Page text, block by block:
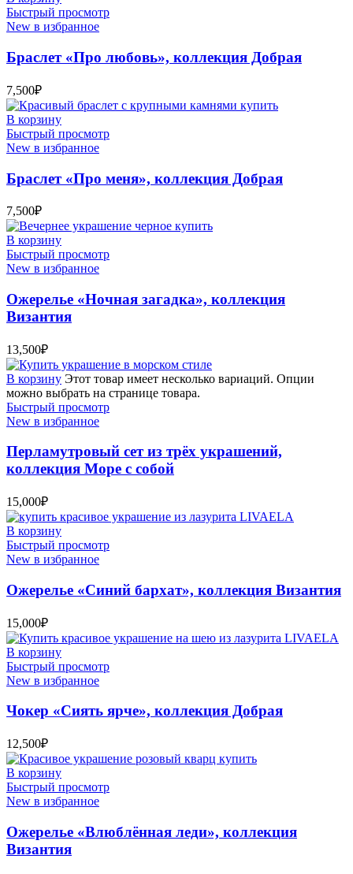
Быстрый просмотр
New в избранное
Браслет «Про любовь», коллекция Добрая
7,500₽
В корзину
Быстрый просмотр
New в избранное
Браслет «Про меня», коллекция Добрая
7,500₽
В корзину
Быстрый просмотр
New в избранное
Ожерелье «Ночная загадка», коллекция
Византия
13,500₽
В корзину Этот товар имеет несколько вариаций. Опции
можно выбрать на странице товара.
Быстрый просмотр
New в избранное
Перламутровый сет из трёх украшений,
коллекция Море с собой
15,000₽
В корзину
Быстрый просмотр
New в избранное
Ожерелье «Синий бархат», коллекция Византия
15,000₽
В корзину
Быстрый просмотр
New в избранное
Чокер «Сиять ярче», коллекция Добрая
12,500₽
В корзину
Быстрый просмотр
New в избранное
Ожерелье «Влюблённая леди», коллекция
Византия